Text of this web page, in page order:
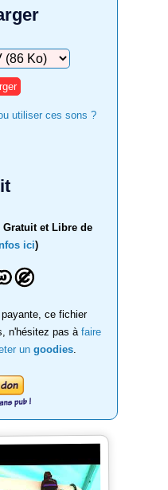
utiliser ces sons ?
et Libre de
ici)
ce fichier
n'hésitez pas à faire
un goodies